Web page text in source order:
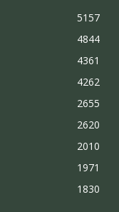
5157
4844
4361
4262
2655
2620
2010
1971
1830